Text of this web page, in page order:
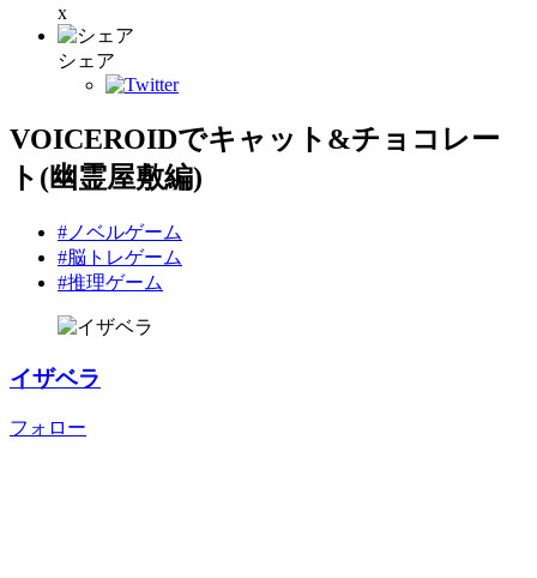
x
シェア
VOICEROIDでキャット&チョコレー
ト(幽霊屋敷編)
#ノベルゲーム
#脳トレゲーム
#推理ゲーム
イザベラ
フォロー